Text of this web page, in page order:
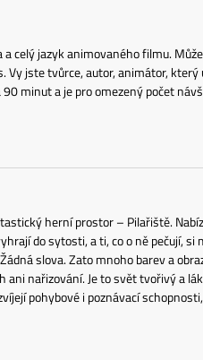
celý jazyk animovaného filmu.
Vy jste tvůrce, autor, animátor, který
minut a je pro omezený počet
herní prostor – Pilařiště.
do sytosti, a ti, co o ně pečují, si
slova. Zato mnoho barev a
nařizování. Je to svět tvořivý a
pohybové i poznávací schopnosti,